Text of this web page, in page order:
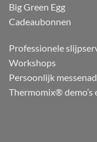
Big Green Egg
Cadeaubonnen
Professionele
Workshops
Persoonlijk
Thermomix® demo’s